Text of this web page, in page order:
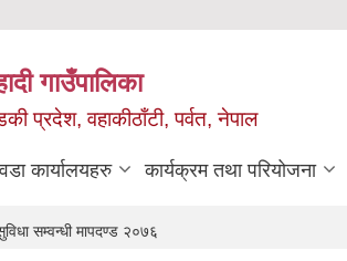
गाउँपालिका
प्रदेश, वहाकीठाँटी, पर्वत, नेपाल
वडा कार्यालयहरु कार्यक्रम तथा परियोजना
सम्वन्धी मापदण्ड २०७६